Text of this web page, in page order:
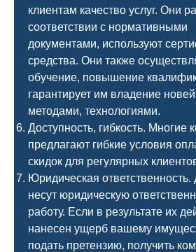
клиентам качество услуг. Они
соответствии с нормативными
документами, используют
средства. Они также
обучение, повышение
гарантирует им владение
методами, технологиями.
Доступность, гибкость. Многие
предлагают гибкие условия
скидок для регулярных
Юридическая ответственность.
несут юридическую
работу. Если в результате их
нанесен ущерб вашему
подать претензию, получить